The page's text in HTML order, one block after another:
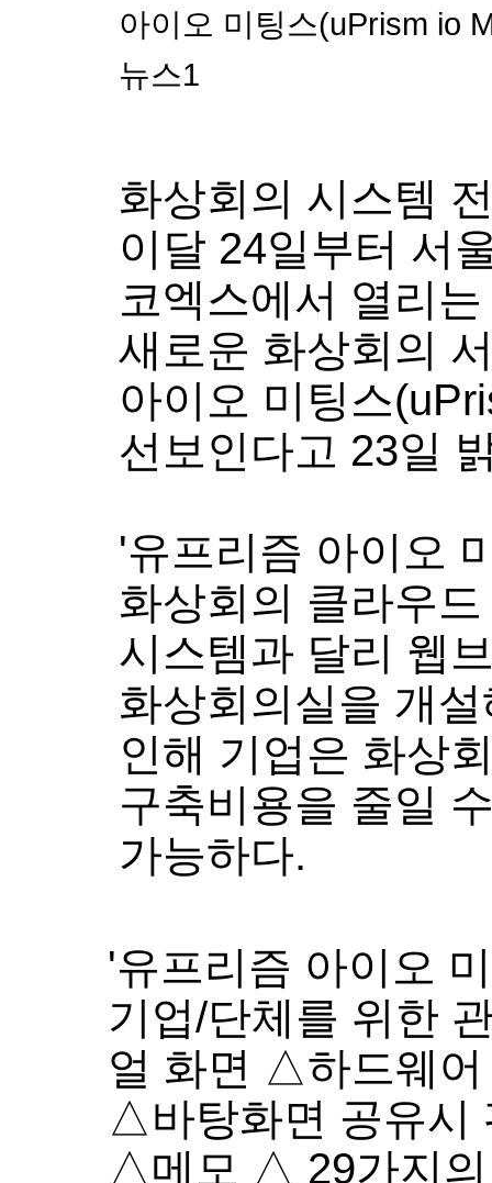
아이오 미팅스(uPrism io
뉴스1
화상회의 시스템
이달 24일부터 서
코엑스에서 열리는
새로운 화상회의
아이오 미팅스
선보인다고 23일
'유프리즘 아이오
화상회의 클라우
시스템과 달리 웹
화상회의실을 개
인해 기업은 화상
구축비용을 줄일
가능하다.
'유프리즘 아이오
기업/단체를 위한
얼 화면 △하드웨어
△바탕화면 공유시
△메모 △ 29가지